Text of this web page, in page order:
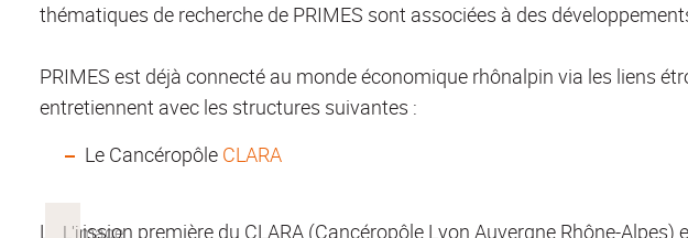
thématiques de recherche de PRIMES sont associées à des
PRIMES est déjà connecté au monde économique rhônalpin via les liens
entretiennent avec les structures suivantes :
Le Cancéropôle CLARA
La mission première du CLARA (Cancéropôle Lyon Auvergne Rhône-Alpes)